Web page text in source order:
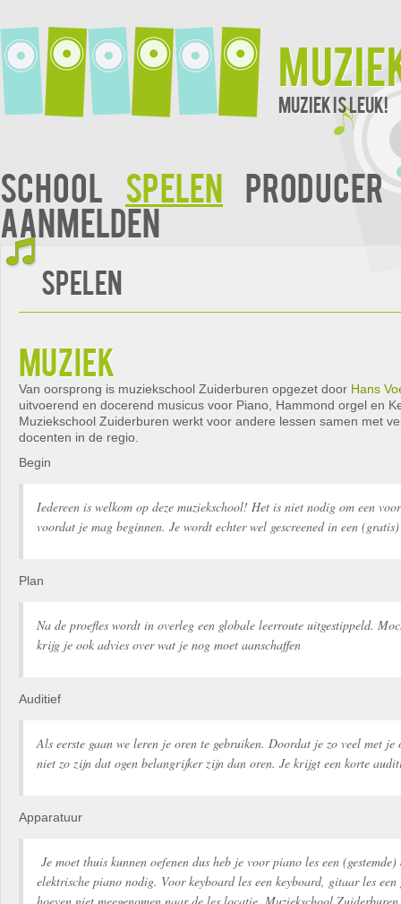
Muziek is leuk!
School Spelen Producer
Aanmelden
Spelen
muziek
Van oorsprong is muziekschool Zuiderburen opgezet door Hans
uitvoerend en docerend musicus voor Piano, Hammond orgel en
Muziekschool Zuiderburen werkt voor andere lessen samen met
docenten in de regio.
Begin
Iedereen is welkom op deze muziekschool! Het is niet nodig om een
voordat je mag beginnen. Je wordt echter wel gescreened in een
Plan
Na de proefles wordt in overleg een globale leerroute uitgestippeld.
krijg je ook advies over wat je nog moet aanschaffen
Auditief
Als eerste gaan we leren je oren te gebruiken. Doordat je zo veel met je
niet zo zijn dat ogen belangrijker zijn dan oren. Je krijgt een korte
Apparatuur
Je moet thuis kunnen oefenen dus heb je voor piano les een (gestemde)
elektrische piano nodig. Voor keyboard les een keyboard, gitaar les